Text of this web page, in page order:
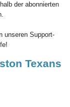
der abonnierten
unseren Support-
Texans